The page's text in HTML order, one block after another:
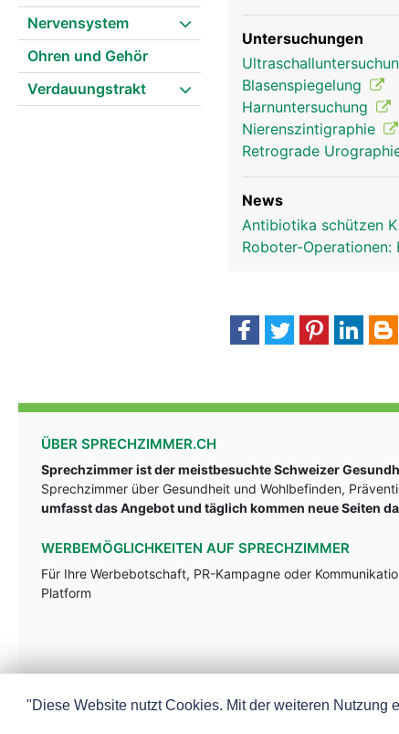
Nervensystem
Ohren und Gehör
Verdauungstrakt
Untersuchungen
Blasenspiegelung
Harnuntersuchung
Nierenszintigraphie
Retrograde
News
Antibiotika schützen
Roboter-
ÜBER SPRECHZIMMER.CH
Sprechzimmer ist der meistbesuchte Schweizer
Sprechzimmer über Gesundheit und Wohlbefinden,
umfasst das Angebot und täglich kommen neue Seiten
WERBEMÖGLICHKEITEN AUF SPRECHZIMMER
Für Ihre Werbebotschaft, PR-Kampagne oder
Platform
"Diese Website nutzt Cookies. Mit der weiteren Nutzung